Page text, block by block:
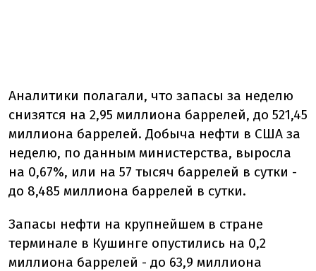
Аналитики полагали, что запасы за неделю
снизятся на 2,95 миллиона баррелей, до 521,45
миллиона баррелей. Добыча нефти в США за
неделю, по данным министерства, выросла
на 0,67%, или на 57 тысяч баррелей в сутки -
до 8,485 миллиона баррелей в сутки.
Запасы нефти на крупнейшем в стране
терминале в Кушинге опустились на 0,2
миллиона баррелей - до 63,9 миллиона